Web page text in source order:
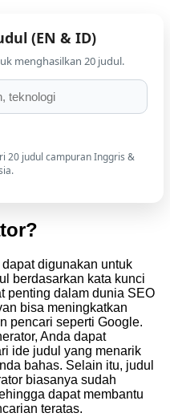
(EN & ID)
menghasilkan 20 judul.
20 judul campuran Inggris &
digunakan untuk
berdasarkan kata kunci
penting dalam dunia SEO
bisa meningkatkan
pencari seperti Google.
Anda dapat
ide judul yang menarik
bahas. Selain itu, judul
biasanya sudah
dapat membantu
teratas.